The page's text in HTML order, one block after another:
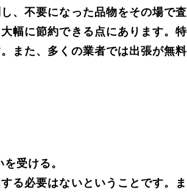
、不要になった品物をその場で
幅に節約できる点にあります。
また、多くの業者では出張が無
受ける。
る必要はないということです。